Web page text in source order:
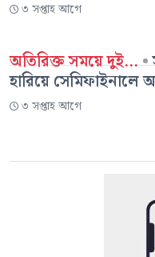
৩ সপ্তাহ আগে
অতিরিক্ত সময়ে দুই...•
হারিয়ে সেমিফাইনালে
৩ সপ্তাহ আগে